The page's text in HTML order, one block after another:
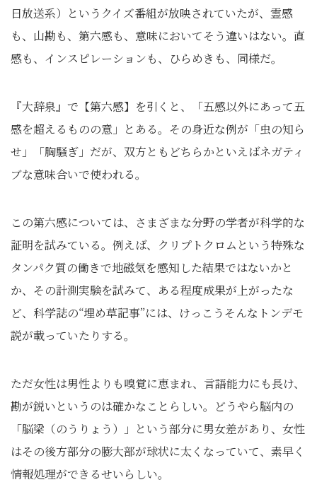
日放送系）というクイズ番組が放映されていたが、霊感
も、山勘も、第六感も、意味においてそう違いはない。直
感も、インスピレーションも、ひらめきも、同様だ。
『大辞泉』で【第六感】を引くと、「五感以外にあって五
感を超えるものの意」とある。その身近な例が「虫の知ら
せ」「胸騒ぎ」だが、双方ともどちらかといえばネガティ
ブな意味合いで使われる。
この第六感については、さまざまな分野の学者が科学的な
証明を試みている。例えば、クリプトクロムという特殊な
タンパク質の働きで地磁気を感知した結果ではないかと
か、その計測実験を試みて、ある程度成果が上がったな
ど、科学誌の“埋め草記事”には、けっこうそんなトンデモ
説が載っていたりする。
ただ女性は男性よりも嗅覚に恵まれ、言語能力にも長け、
勘が鋭いというのは確かなことらしい。どうやら脳内の
「脳梁（のうりょう）」という部分に男女差があり、女性
はその後方部分の膨大部が球状に太くなっていて、素早く
情報処理ができるせいらしい。